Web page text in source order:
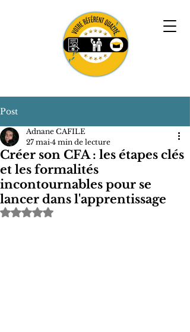
Post
Créer son CFA : les étapes clés
et les formalités
incontournables pour se
lancer dans l'apprentissage
Adnane CAFILE
27 mai 4 min de lecture
Noté NaN étoiles sur 5.